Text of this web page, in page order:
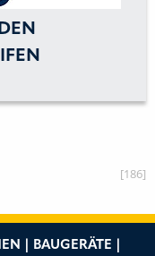
[186]
| BAUGERÄTE |